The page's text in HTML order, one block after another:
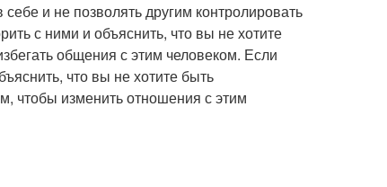
и не позволять другим контролировать
с ними и объяснить, что вы не хотите
общения с этим человеком. Если
что вы не хотите быть
чтобы изменить отношения с этим